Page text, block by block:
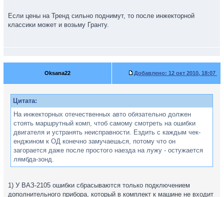
Если цены на Тренд сильно поднимут, то после инжекторной
классики может и возьму Гранту.
Oksana22 Добавлено: 12 окт 2010, 18:07
Цитата:
На инжекторных отечественных авто обязательно должен
стоять маршрутный комп, чтоб самому смотреть на ошибки
двигателя и устранять неисправности. Ездить с каждым чек-
енджином к ОД конечно замучаешься, потому что он
загорается даже после простого наезда на лужу - остужается
лямбда-зонд.
1) У ВАЗ-2105 ошибки сбрасываются только подключением
дополнительного прибора, который в комплект к машине не входит